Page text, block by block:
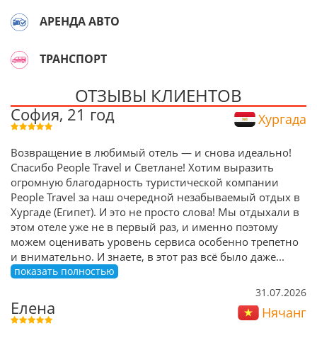
АРЕНДА АВТО
ТРАНСПОРТ
ОТЗЫВЫ КЛИЕНТОВ
София, 21 год Хургада
Возвращение в любимый отель — и снова идеально!
Спасибо People Travel и Светлане! Хотим выразить
огромную благодарность туристической компании
People Travel за наш очередной незабываемый отдых в
Хургаде (Египет). И это не просто слова! Мы отдыхали в
этом отеле уже не в первый раз, и именно поэтому
можем оценивать уровень сервиса особенно трепетно
и внимательно. И знаете, в этот раз всё было даже...
показать полностью
31.07.2026
Елена Нячанг